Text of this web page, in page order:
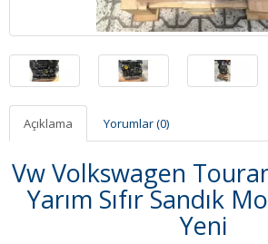
Açıklama Yorumlar (0)
Vw Volkswagen
Yarım Sıfır Sandık
Yeni